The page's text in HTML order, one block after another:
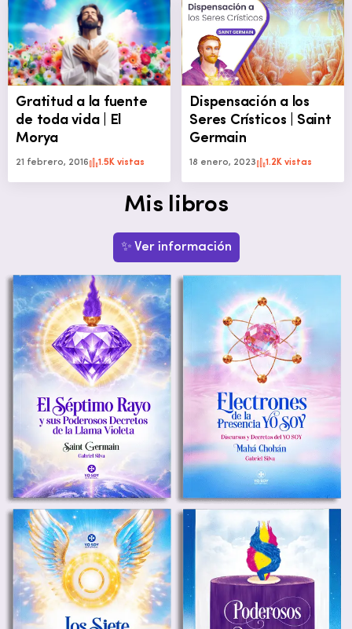
Gratitud a la fuente
de toda vida | El
Morya
21 febrero, 2016 1.5K vistas
Dispensación a los
Seres Crísticos | Saint
Germain
18 enero, 2023 1.2K vistas
Mis libros
✨ Ver información